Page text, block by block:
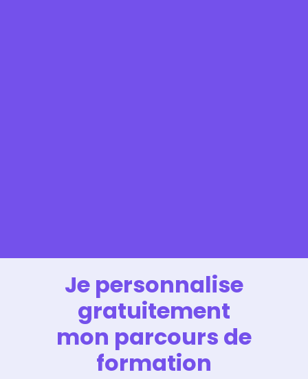
Je personnalise
gratuitement
mon parcours de
formation